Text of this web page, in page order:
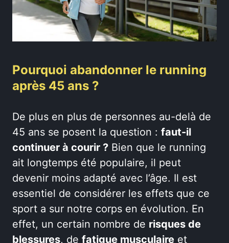
Pourquoi abandonner le running
après 45 ans ?
De plus en plus de personnes au-delà de
45 ans se posent la question : faut-il
continuer à courir ? Bien que le running
ait longtemps été populaire, il peut
devenir moins adapté avec l’âge. Il est
essentiel de considérer les effets que ce
sport a sur notre corps en évolution. En
effet, un certain nombre de risques de
blessures, de fatigue musculaire et